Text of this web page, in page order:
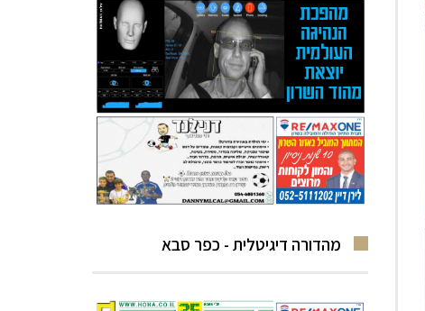
מהדורה דיגיטלית - כפר סבא